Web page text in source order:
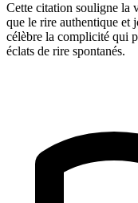
Cette citation souligne la
que le rire authentique et
célèbre la complicité qui
éclats de rire spontanés.